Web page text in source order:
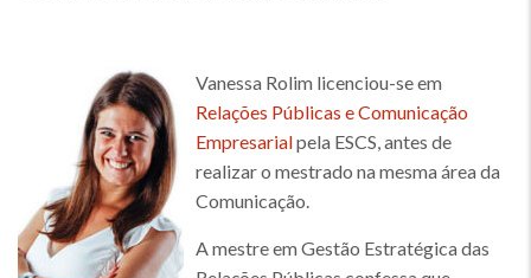
Vanessa Rolim licenciou-se em
Relações Públicas e Comunicação
Empresarialpela ESCS, antes de
realizar o mestrado na mesma área da
Comunicação.
A mestre em Gestão Estratégica das